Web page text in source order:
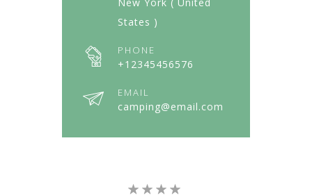
States )
PHONE
+12345456576
EMAIL
camping@email.com